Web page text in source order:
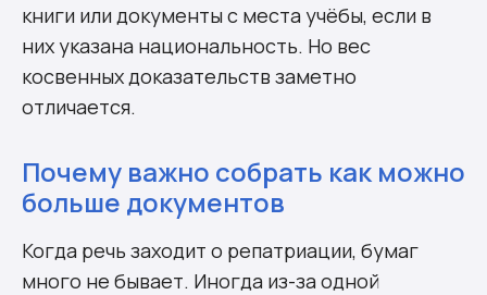
книги или документы с места учёбы, если в
них указана национальность. Но вес
косвенных доказательств заметно
отличается.
Почему важно собрать как можно
больше документов
Когда речь заходит о репатриации, бумаг
много не бывает. Иногда из-за одной